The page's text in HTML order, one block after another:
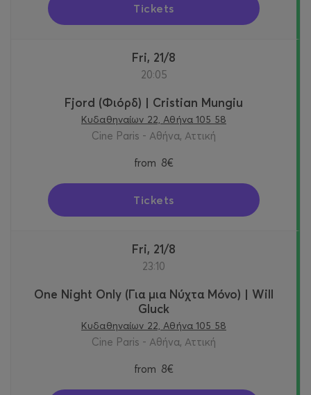
Tickets
Fri, 21/8
20:05
Fjord (Φιόρδ) | Cristian Mungiu
Κυδαθηναίων 22, Αθήνα 105 58
Cine Paris - Αθήνα, Αττική
from 8€
Tickets
Fri, 21/8
23:10
One Night Only (Για μια Νύχτα Μόνο) | Will
Gluck
Κυδαθηναίων 22, Αθήνα 105 58
Cine Paris - Αθήνα, Αττική
from 8€